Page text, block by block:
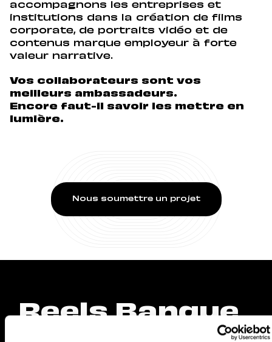
accompagnons les entreprises et
institutions dans la création de films
corporate, de portraits vidéo et de
contenus marque employeur à forte
valeur narrative.
Vos collaborateurs sont vos
meilleurs ambassadeurs.
Encore faut-il savoir les mettre en
lumière.
Nous soumettre un projet
Reels Banque